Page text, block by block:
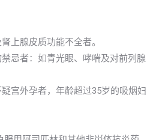
上腺皮质功能不全者。
忌者：如青光眼、哮喘及对前列腺
宫外孕者，年龄超过35岁的吸烟妇